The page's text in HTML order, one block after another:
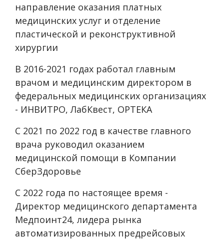
направление оказания платных
медицинских услуг и отделение
пластической и реконструктивной
хирургии
В 2016-2021 годах работал главным
врачом и медицинским директором в
федеральных медицинских организациях
- ИНВИТРО, ЛабКвест, ОРТЕКА
С 2021 по 2022 год в качестве главного
врача руководил оказанием
медицинской помощи в Компании
СберЗдоровье
С 2022 года по настоящее время -
Директор медицинского департамента
Медпоинт24, лидера рынка
автоматизированных предрейсовых